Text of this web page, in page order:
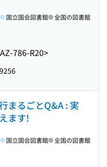
786-R20>
国立国会図書館 全国の図書館
まるごとQ&A : 実
ます!
国立国会図書館 全国の図書館